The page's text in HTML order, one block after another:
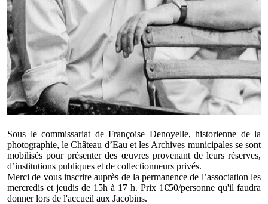
Sous le commissariat de Françoise Denoyelle, historienne de la
photographie, le Château d’Eau et les Archives municipales se sont
mobilisés pour présenter des œuvres provenant de leurs réserves,
d’institutions publiques et de collectionneurs privés.
Merci de vous inscrire auprès de la permanence de l’association les
mercredis et jeudis de 15h à 17 h. Prix 1€50/personne qu'il faudra
donner lors de l'accueil aux Jacobins.